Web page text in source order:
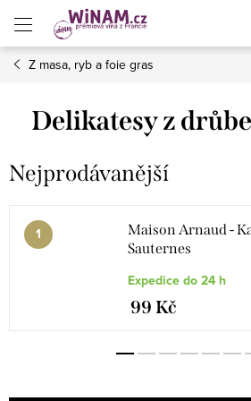
obsah
Z masa, ryb a foie gras
Delikatesy z
Nejprodávanější
Maison Arnaud -
Sauternes
Expedice do 24 h
99 Kč